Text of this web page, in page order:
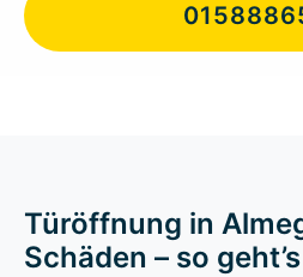
Türöffnung in
Schäden – so